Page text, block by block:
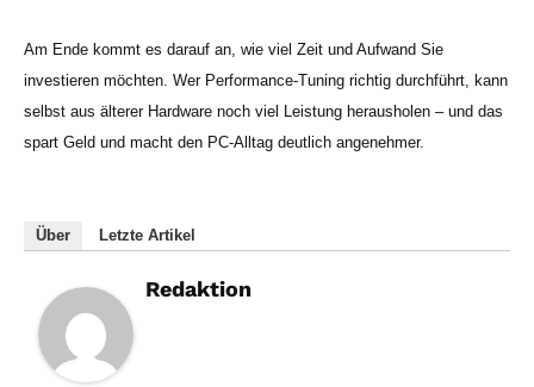
Am Ende kommt es darauf an, wie viel Zeit und Aufwand Sie
investieren möchten. Wer Performance-Tuning richtig durchführt, kann
selbst aus älterer Hardware noch viel Leistung herausholen – und das
spart Geld und macht den PC-Alltag deutlich angenehmer.
Über Letzte Artikel
Redaktion